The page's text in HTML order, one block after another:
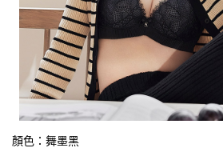
顏色：舞墨黑